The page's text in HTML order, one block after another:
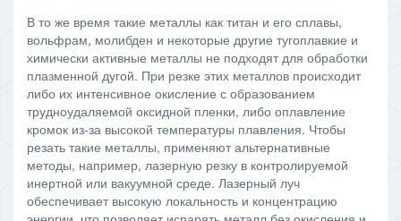
В то же время такие металлы как титан и его сплавы,
вольфрам, молибден и некоторые другие тугоплавкие и
химически активные металлы не подходят для обработки
плазменной дугой. При резке этих металлов происходит
либо их интенсивное окисление с образованием
трудноудаляемой оксидной пленки, либо оплавление
кромок из-за высокой температуры плавления. Чтобы
резать такие металлы, применяют альтернативные
методы, например, лазерную резку в контролируемой
инертной или вакуумной среде. Лазерный луч
обеспечивает высокую локальность и концентрацию